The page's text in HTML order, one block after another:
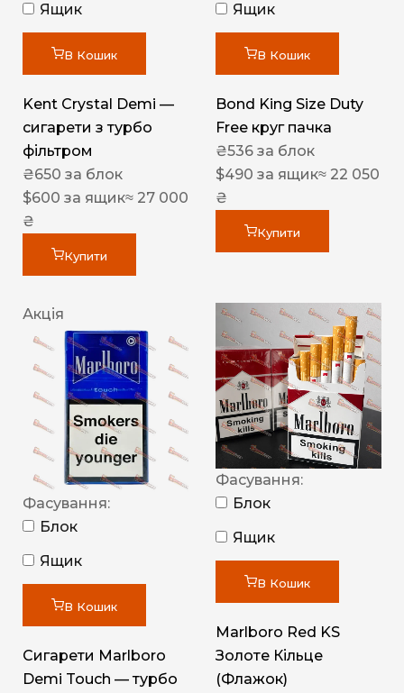
Ящик
В Кошик
Kent Crystal Demi —
сигарети з турбо
фільтром
₴650 за блок
$600 за ящик≈ 27 000
₴
Купити
Ящик
В Кошик
Bond King Size Duty
Free круг пачка
₴536 за блок
$490 за ящик≈ 22 050
₴
Купити
Акція
Фасування:
Блок
Ящик
В Кошик
Сигарети Marlboro
Demi Touch — турбо
Фасування:
Блок
Ящик
В Кошик
Marlboro Red KS
Золоте Кільце
(Флажок)